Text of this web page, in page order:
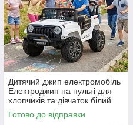
Дитячий джип електромобіль
Електроджип на пульті для
хлопчиків та дівчаток білий
2*35W світло звук у наборі
подарунок
Готово до відправки